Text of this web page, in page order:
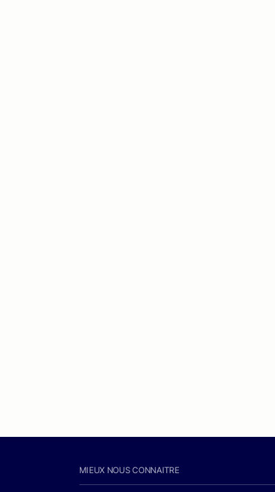
MIEUX NOUS CONNAITRE